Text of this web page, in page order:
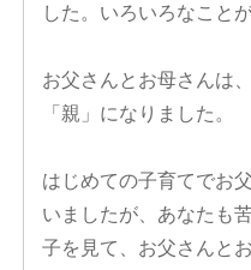
した。いろいろなこと
お父さんとお母さんは
「親」になりました。
はじめての子育てでお
いましたが、あなたも
子を見て、お父さんと